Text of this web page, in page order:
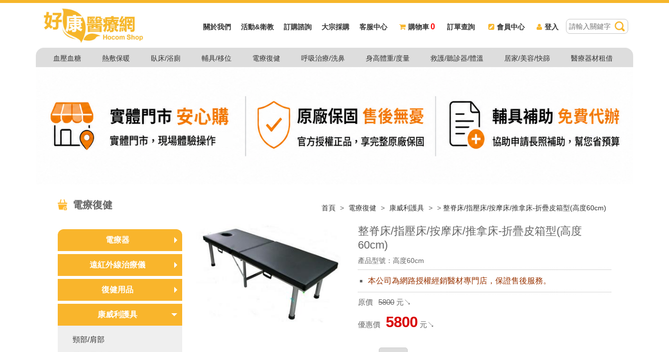
關於我們 活動&衛教 訂購諮詢 大宗採購 客服中心 購物車0 訂單查詢 會員中心 登入
血壓血糖 熱敷保暖 臥床/浴廁 輔具/移位 電療復健 呼吸治療/洗鼻 身高體重/度量 救護/聽診器/體溫 居家/美容/快篩 醫療器材租借
電療復健 首頁 > 電療復健 > 康威利護具 > > 整脊床/指壓床/按摩床/推拿床-折疊皮箱型(高度60cm)
電療器
中頻電療機
低週波治療器
遠紅外線治療儀
遠紅外線治療儀
紅外線照護燈
復健用品
電動復健車/手腳訓練器
引器/拉筋板
康威利護具
頸部/肩部
整脊床/指壓床/按摩床/推拿床-折疊皮箱型(高度
60cm)
產品型號：高度60cm
本公司為網路授權經銷醫材專門店，保證售後服務。
原價 5800元↘
優惠價 5800 元↘